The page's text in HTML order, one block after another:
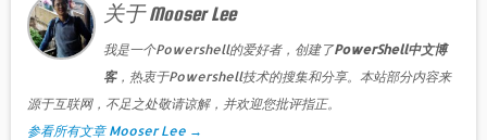
关于 Mooser Lee
我是一个Powershell的爱好者，创建了PowerShell中文博
客，热衷于Powershell技术的搜集和分享。本站部分内容来
源于互联网，不足之处敬请谅解，并欢迎您批评指正。
参看所有文章 Mooser Lee →